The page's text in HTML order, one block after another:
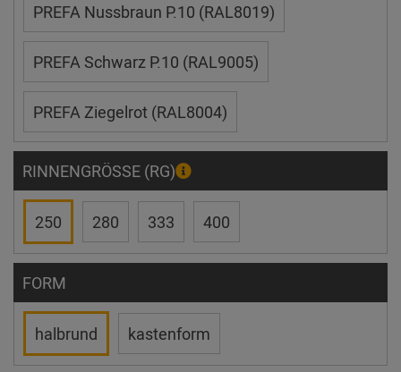
PREFA Nussbraun P.10 (RAL8019)
PREFA Schwarz P.10 (RAL9005)
PREFA Ziegelrot (RAL8004)
RINNENGRÖSSE (RG)
250 280 333 400
FORM
halbrund kastenform